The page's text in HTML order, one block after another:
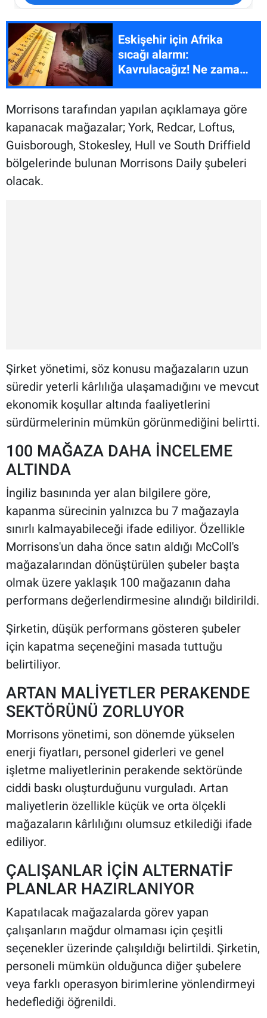
Eskişehir için Afrika
sıcağı alarmı:
Kavrulacağız! Ne zaman
Morrisons tarafından yapılan açıklamaya göre
kapanacak mağazalar; York, Redcar, Loftus,
Guisborough, Stokesley, Hull ve South Driffield
bölgelerinde bulunan Morrisons Daily şubeleri
olacak.
Şirket yönetimi, söz konusu mağazaların uzun
süredir yeterli kârlılığa ulaşamadığını ve mevcut
ekonomik koşullar altında faaliyetlerini
sürdürmelerinin mümkün görünmediğini belirtti.
100 MAĞAZA DAHA İNCELEME
ALTINDA
İngiliz basınında yer alan bilgilere göre,
kapanma sürecinin yalnızca bu 7 mağazayla
sınırlı kalmayabileceği ifade ediliyor. Özellikle
Morrisons'un daha önce satın aldığı McColl's
mağazalarından dönüştürülen şubeler başta
olmak üzere yaklaşık 100 mağazanın daha
performans değerlendirmesine alındığı bildirildi.
Şirketin, düşük performans gösteren şubeler
için kapatma seçeneğini masada tuttuğu
belirtiliyor.
ARTAN MALİYETLER PERAKENDE
SEKTÖRÜNÜ ZORLUYOR
Morrisons yönetimi, son dönemde yükselen
enerji fiyatları, personel giderleri ve genel
işletme maliyetlerinin perakende sektöründe
ciddi baskı oluşturduğunu vurguladı. Artan
maliyetlerin özellikle küçük ve orta ölçekli
mağazaların kârlılığını olumsuz etkilediği ifade
ediliyor.
ÇALIŞANLAR İÇİN ALTERNATİF
PLANLAR HAZIRLANIYOR
Kapatılacak mağazalarda görev yapan
çalışanların mağdur olmaması için çeşitli
seçenekler üzerinde çalışıldığı belirtildi. Şirketin,
personeli mümkün olduğunca diğer şubelere
veya farklı operasyon birimlerine yönlendirmeyi
hedeflediği öğrenildi.